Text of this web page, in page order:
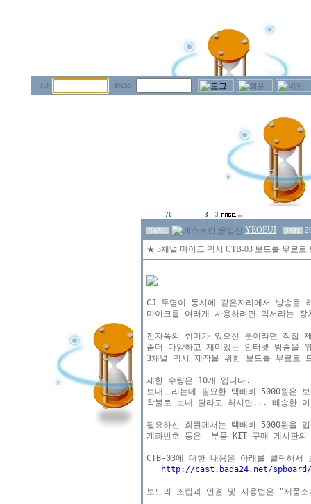
ID PASS
70 3 3
NAME YEOEUI DATE
★ 3채널 마이크 믹서 CTB-03 보드를 무료
CJ 두명이 동시에 같은자리에서 방송을
마이크를 여러개 사용하려면 믹서라는
전자쪽의 취미가 있으신 분이라면 직접
좀더 다양하고 재미있는 인터넷 방송을
3채널 믹서 제작을 위한 보드를 무료로
제한 수량은 10개 입니다.
보내드리는데 필요한 택배비 5000원은
착불로 보내 달라고 하시면... 배송한
필요하신 회원께서는 택배비 5000원을
계좌번호 등은  부품 KIT 구매 게시판의
http://cast.bada24.net/spboard/
보드의 조립과 연결 및 사용법은 "제